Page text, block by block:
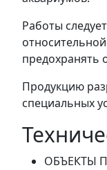
Работы
предохранять
Продукцию
специальных
ОБЪЕКТЫ